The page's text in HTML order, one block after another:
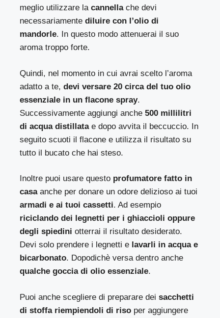
meglio utilizzare lacannellache devi
necessariamente diluire con l’olio di
mandorle. In questo modo attenuerai il suo
aroma troppo forte.
Quindi, nel momento in cui avrai scelto l’aroma
adatto a te,devi versare 20 circa del tuo olio
essenziale in un flacone spray.
Successivamente aggiungi anche500 millilitri
di acqua distillatae dopo avvita il beccuccio. In
seguito scuoti il flacone e utilizza il risultato su
tutto il bucato che hai steso.
Inoltre puoi usare questo profumatore fatto in
casaanche per donare un odore delizioso ai tuoi
armadi e ai tuoi cassetti. Ad esempio
riciclando dei legnetti per i ghiaccioli oppure
degli spiedini otterrai il risultato desiderato.
Devi solo prendere i legnetti e lavarli in acqua e
bicarbonato. Dopodichè versa dentro anche
qualche goccia di olio essenziale.
Puoi anche scegliere di preparare dei sacchetti
di stoffa riempiendoli di riso per aggiungere